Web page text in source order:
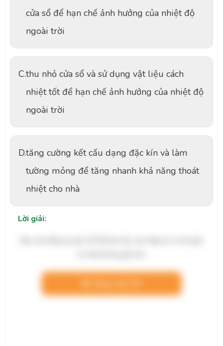
cửa sổ để hạn chế ảnh hưởng của nhiệt độ
ngoài trời
C.thu nhỏ cửa sổ và sử dụng vật liệu cách
nhiệt tốt để hạn chế ảnh hưởng của nhiệt độ
ngoài trời
D.tăng cường kết cấu dạng đặc kín và làm
tường mỏng để tăng nhanh khả năng thoát
nhiệt cho nhà
Lời giải: